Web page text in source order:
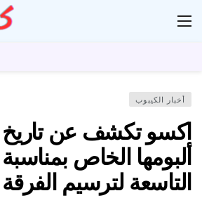
أخبار الكيبوب
اكسو تكشف عن
ألبومها الخاص
التاسعة لترسيم الفرقة